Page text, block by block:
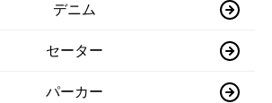
デニム
セーター
パーカー